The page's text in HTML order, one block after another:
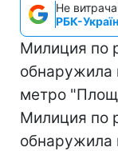
Не
РБК-
Милиция по
обнаружила
метро
Милиция по
обнаружила